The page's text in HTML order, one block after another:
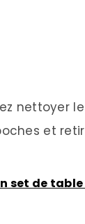
nettoyer
et
set de table